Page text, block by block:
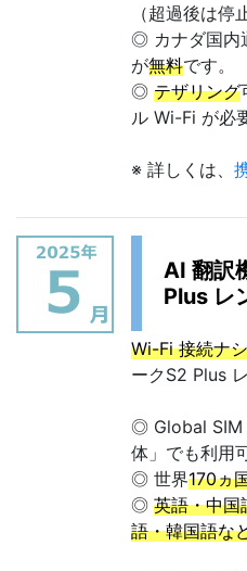
（超過後は停
◎ カナダ国内
が無料です。
◎ テザリング
ル Wi-Fi が必
※ 詳しくは、
AI 翻訳
Plus レ
Wi-Fi 接続ナシ
ークS2 Plus
◎ Global SIM
体」でも利用
◎ 世界170ヵ
◎ 英語・中国
語・韓国語な